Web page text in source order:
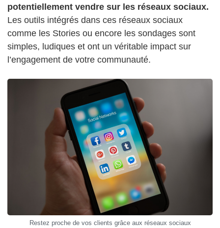
potentiellement vendre sur les réseaux sociaux.
Les outils intégrés dans ces réseaux sociaux
comme les Stories ou encore les sondages sont
simples, ludiques et ont un véritable impact sur
l’engagement de votre communauté.
Restez proche de vos clients grâce aux réseaux sociaux